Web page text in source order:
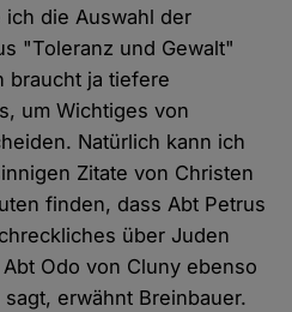
die Auswahl der
"Toleranz und Gewalt"
braucht ja tiefere
um Wichtiges von
Natürlich kann ich
Zitate von Christen
finden, dass Abt Petrus
über Juden
Odo von Cluny ebenso
erwähnt Breinbauer.